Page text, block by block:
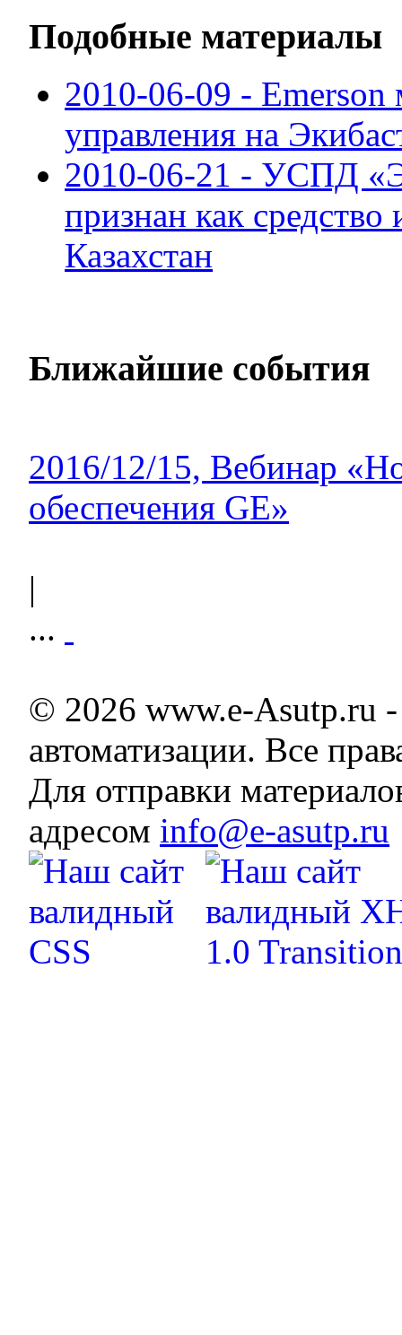
Подобные материалы
2010-06-09 - Emerson
управления на
2010-06-21 - УСПД
признан как
Казахстан
Ближайшие события
2016/12/15, Вебинар
обеспечения GE»
|
...
© 2026 www.e-Asutp.ru
автоматизации. Все
Для отправки
адресом info@e-asutp.ru